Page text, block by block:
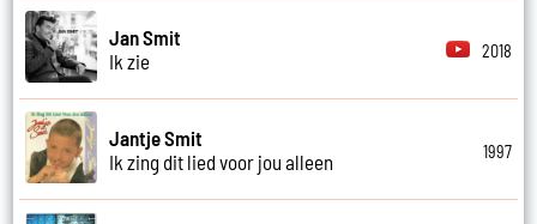
Jan Smit
Ik zie
2018
Jantje Smit
Ik zing dit lied voor jou alleen
1997